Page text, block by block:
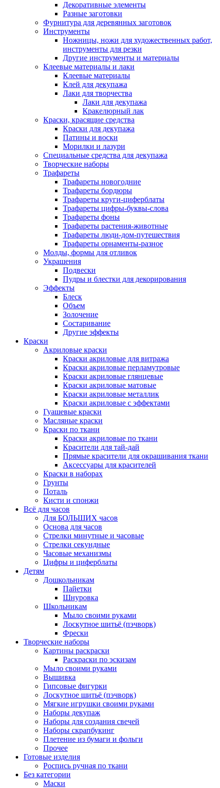
Декоративные элементы
Разные заготовки
Фурнитура для деревянных заготовок
Инструменты
Ножницы, ножи для художественных работ,
инструменты для резки
Другие инструменты и материалы
Клеевые материалы и лаки
Клеевые материалы
Клей для декупажа
Лаки для творчества
Лаки для декупажа
Кракелюрный лак
Краски, красящие средства
Краски для декупажа
Патины и воски
Морилки и лазури
Специальные средства для декупажа
Творческие наборы
Трафареты
Трафареты новогодние
Трафареты бордюры
Трафареты круги-циферблаты
Трафареты цифры-буквы-слова
Трафареты фоны
Трафареты растения-животные
Трафареты люди-дом-путешествия
Трафареты орнаменты-разное
Молды, формы для отливок
Украшения
Подвески
Пудры и блестки для декорирования
Эффекты
Блеск
Объем
Золочение
Состаривание
Другие эффекты
Краски
Акриловые краски
Краски акриловые для витража
Краски акриловые перламутровые
Краски акриловые глянцевые
Краски акриловые матовые
Краски акриловые металлик
Краски акриловые с эффектами
Гуашевые краски
Масляные краски
Краски по ткани
Краски акриловые по ткани
Красители для тай-дай
Прямые красители для окрашивания ткани
Аксессуары для красителей
Краски в наборах
Грунты
Поталь
Кисти и спонжи
Всё для часов
Для БОЛЬШИХ часов
Основа для часов
Стрелки минутные и часовые
Стрелки секундные
Часовые механизмы
Цифры и циферблаты
Детям
Дошкольникам
Пайетки
Шнуровка
Школьникам
Мыло своими руками
Лоскутное шитьё (пэчворк)
Фрески
Творческие наборы
Картины раскраски
Раскраски по эскизам
Мыло своими руками
Вышивка
Гипсовые фигурки
Лоскутное шитьё (пэчворк)
Мягкие игрушки своими руками
Наборы декупаж
Наборы для создания свечей
Наборы скрапбукинг
Плетение из бумаги и фольги
Прочее
Готовые изделия
Роспись ручная по ткани
Без категории
Маски